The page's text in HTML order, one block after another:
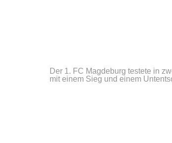
Der 1. FC Magdeburg testete in
mit einem Sieg und einem